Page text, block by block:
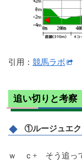
引用： 競馬ラボ
追い切りと考察
①ルージュエ
ｗ ｃ+ そう追っ